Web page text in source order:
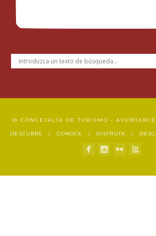
© CONCEJALÍA DE TURISMO •
DESCUBRE CONOCE DISFRUTA